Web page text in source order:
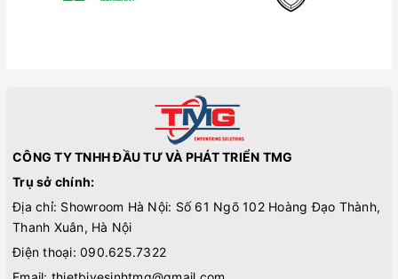
CÔNG TY TNHH ĐẦU TƯ VÀ PHÁT TRIỂN TMG
Trụ sở chính:
Địa chỉ: Showroom Hà Nội: Số 61 Ngõ 102 Hoàng Đạo Thành,
Thanh Xuân, Hà Nội
Điện thoại: 090.625.7322